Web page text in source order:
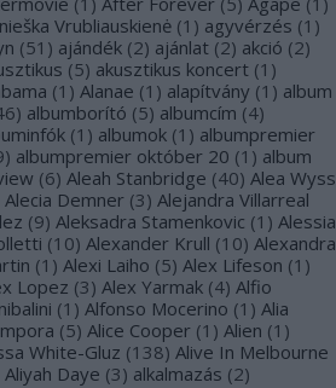
Vrubliauskienė (1 ) agyvérzés (1 )
(51 ) ajándék (2) ajánlat (2) akció (2)
(5) akusztikus koncert (1 )
(1 ) Alanae (1 ) alapítvány (1 ) album
) albumborító (5) albumcím (4)
(1 ) albumok (1 ) albumpremier
) albumpremier október 20 (1 ) album
(6) Aleah Stanbridge (40) Alea Wyss
Alecia Demner (3) Alejandra Villarreal
(9) Aleksadra Stamenkovic (1 ) Alessia
(10) Alexander Krull (10) Alexandra
(1 ) Alexi Laiho (5) Alex Lifeson (1 )
Lopez (3) Alex Yarmak (4) Alfio
(1 ) Alfonso Mocerino (1 ) Alia
(5) Alice Cooper (1 ) Alien (1 )
White-Gluz (138) Alive In Melbourne
Aliyah Daye (3) alkalmazás (2)